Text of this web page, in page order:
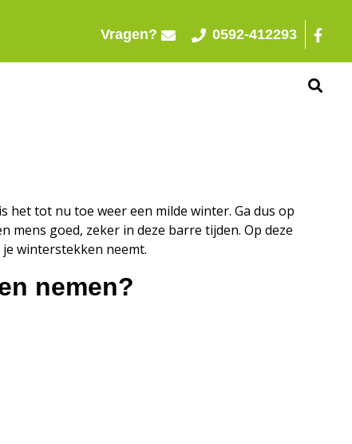
Vragen? 0592-412293
het tot nu toe weer een milde winter. Ga dus op
goed, zeker in deze barre tijden. Op deze
winterstekken neemt.
nemen?